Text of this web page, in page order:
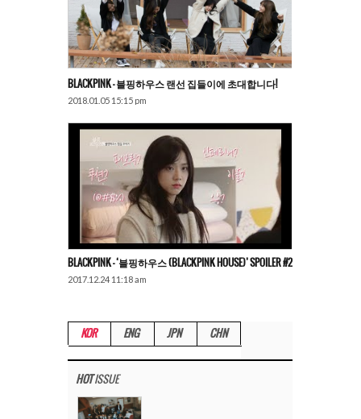
BLACKPINK – 블핑하우스 랜선 집들이에 초대합니다!
2018.01.05 15:15 pm
BLACKPINK – ‘블핑하우스 (BLACKPINK HOUSE)’ SPOILER #2
2017.12.24 11:18 am
KOR ENG JPN CHN
HOTISSUE